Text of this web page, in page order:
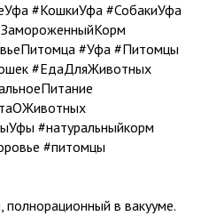
#КошкиУфа #СобакиУфа
#Уфа #Питомцы
#ЕдаДляЖивотных
#натуральныйкорм
#питомцы
в вакууме.